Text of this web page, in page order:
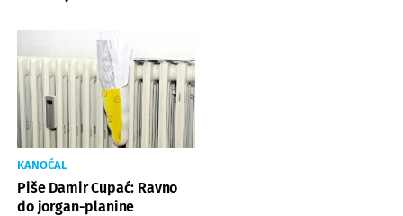
KANOĆAL
Piše Damir Cupać: Ravno
do jorgan-planine